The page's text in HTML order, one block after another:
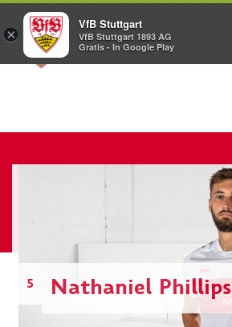
5 Nathaniel Phillips
×
VfB Stuttgart
VfB Stuttgart 1893 AG
Gratis - In Google Play